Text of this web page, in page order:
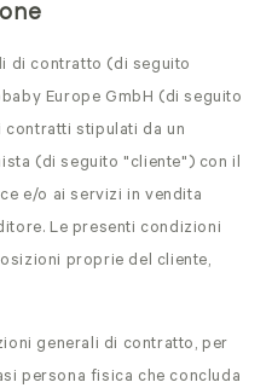
di contratto (di seguito
Europe GmbH (di seguito
contratti stipulati da un
(di seguito "cliente") con il
e/o ai servizi in vendita
Le presenti condizioni
proprie del cliente,
generali di contratto, per
persona fisica che concluda